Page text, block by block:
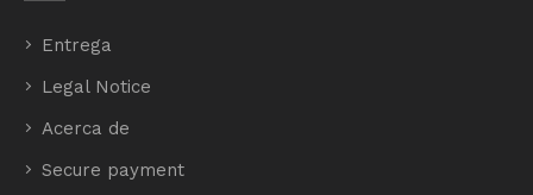
Entrega
Legal Notice
Acerca de
Secure payment